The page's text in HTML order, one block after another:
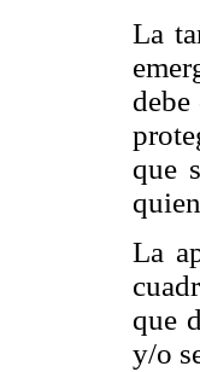
La
que
La
que
y/o